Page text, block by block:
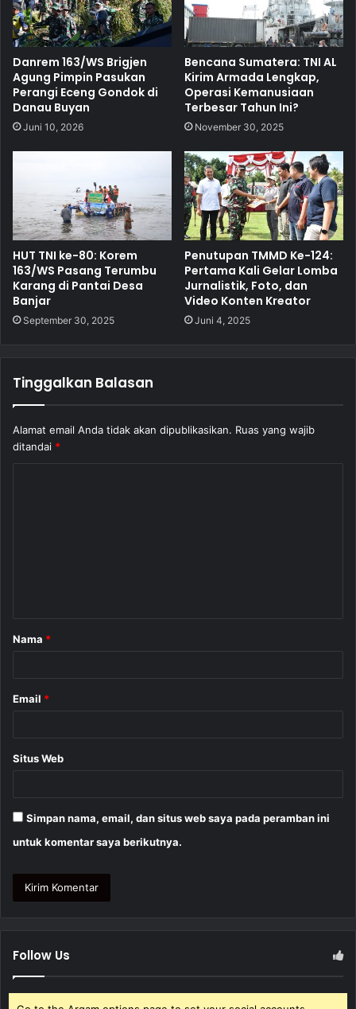
Danrem 163/WS Brigjen
Agung Pimpin Pasukan
Perangi Eceng Gondok di
Danau Buyan
Juni 10, 2026
Bencana Sumatera: TNI AL
Kirim Armada Lengkap,
Operasi Kemanusiaan
Terbesar Tahun Ini?
November 30, 2025
HUT TNI ke-80: Korem
163/WS Pasang Terumbu
Karang di Pantai Desa
Banjar
September 30, 2025
Penutupan TMMD Ke-124:
Pertama Kali Gelar Lomba
Jurnalistik, Foto, dan
Video Konten Kreator
Juni 4, 2025
Tinggalkan Balasan
Alamat email Anda tidak akan dipublikasikan. Ruas yang wajib
ditandai *
r
Nama *
Email *
Situs Web
Simpan nama, email, dan situs web saya pada peramban ini
untuk komentar saya berikutnya.
Follow Us